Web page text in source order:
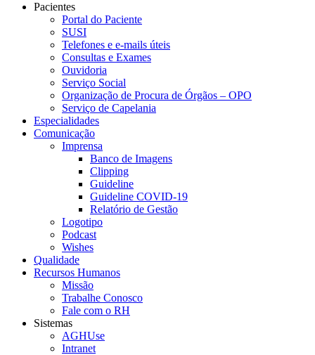
Pacientes
Portal do Paciente
SUSI
Telefones e e-mails úteis
Consultas e Exames
Ouvidoria
Serviço Social
Organização de Procura de Órgãos – OPO
Serviço de Capelania
Especialidades
Comunicação
Imprensa
Banco de Imagens
Clipping
Guideline
Guideline COVID-19
Relatório de Gestão
Logotipo
Podcast
Wishes
Qualidade
Recursos Humanos
Missão
Trabalhe Conosco
Fale com o RH
Sistemas
AGHUse
Intranet